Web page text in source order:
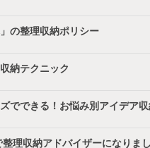
の整理収納ポリシー
納テクニック
でできる！お悩み別アイデア
理収納アドバイザーになりま